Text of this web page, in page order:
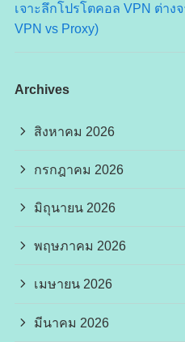
เจาะลึกโปรโตคอล VPN ต่าง
VPN vs Proxy)
Archives
สิงหาคม 2026
กรกฎาคม 2026
มิถุนายน 2026
พฤษภาคม 2026
เมษายน 2026
มีนาคม 2026